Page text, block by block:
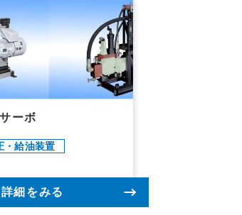
ーボ
・給油装置
詳細をみる